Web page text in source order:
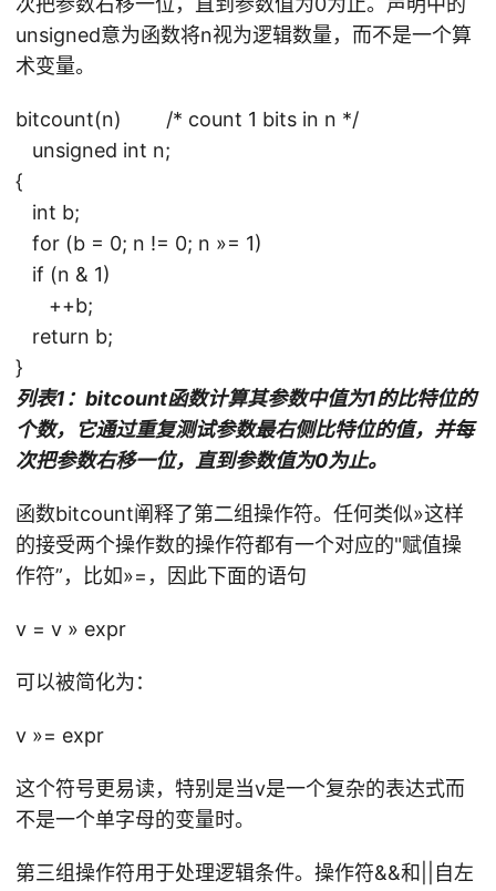
unsigned意为函数将n视为逻辑数量，而不是一个算
术变量。
bitcount(n) /* count 1 bits in n */
unsigned int n;
{
int b;
for (b = 0; n != 0; n »= 1)
if (n & 1)
++b;
return b;
}
列表1：bitcount函数计算其参数中值为1的比特位的
个数，它通过重复测试参数最右侧比特位的值，并每
次把参数右移一位，直到参数值为0为止。
函数bitcount阐释了第二组操作符。任何类似»这样
的接受两个操作数的操作符都有一个对应的"赋值操
作符”，比如»=，因此下面的语句
v = v » expr
可以被简化为：
v »= expr
这个符号更易读，特别是当v是一个复杂的表达式而
不是一个单字母的变量时。
第三组操作符用于处理逻辑条件。操作符&&和||自左